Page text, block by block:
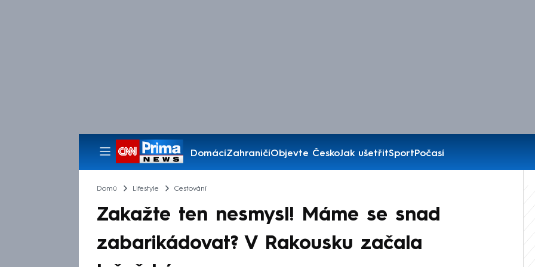
DomácíZahraničíObjevte ČeskoJak ušetřitSportPočasí
Pořady
Domů Lifestyle Cestování
Zakažte ten nesmysl! Máme se snad
zabarikádovat? V Rakousku začala